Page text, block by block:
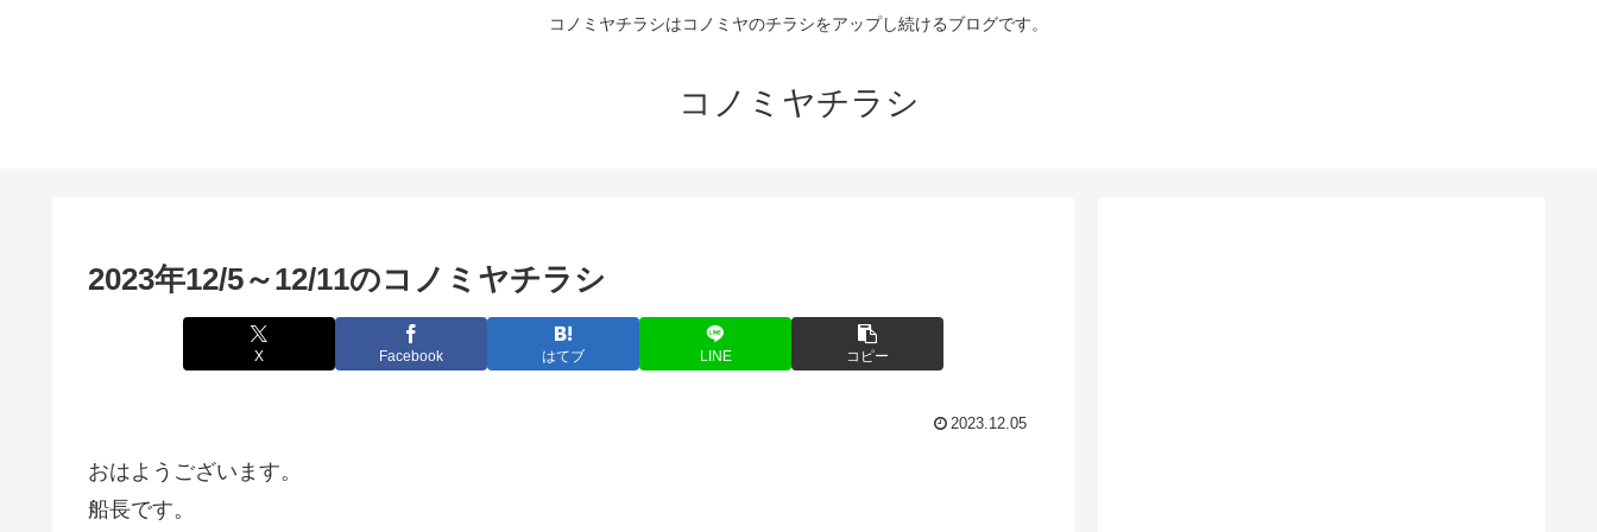
コノミヤチラシはコノミヤのチラシをアップし続けるブログです。
コノミヤチラシ
2023年12/5～12/11のコノミヤチラシ
X Facebook はてブ LINE コピー
2023.12.05
おはようございます。
船長です。